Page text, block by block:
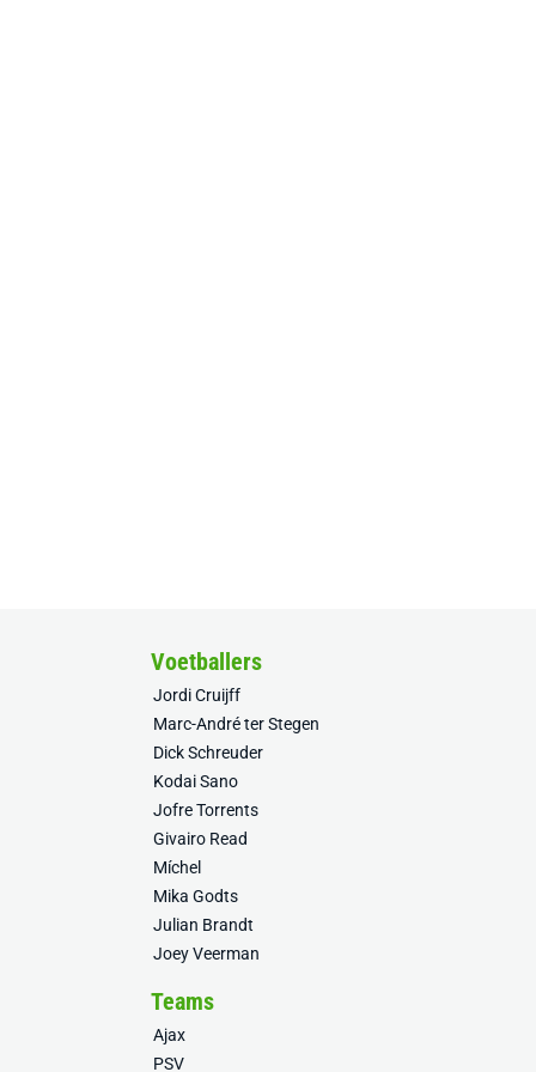
Voetballers
Jordi Cruijff
Marc-André ter Stegen
Dick Schreuder
Kodai Sano
Jofre Torrents
Givairo Read
Míchel
Mika Godts
Julian Brandt
Joey Veerman
Teams
Ajax
PSV